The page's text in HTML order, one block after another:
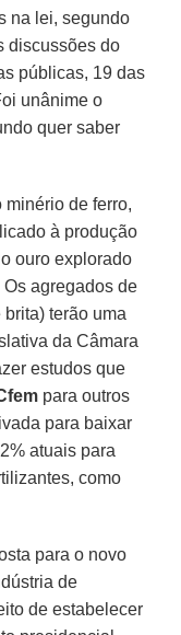
na lei, segundo
discussões do
públicas, 19 das
unânime o
quer saber
minério de ferro,
à produção
ouro explorado
agregados de
terão uma
da Câmara
estudos que
para outros
para baixar
atuais para
como
para o novo
de
de estabelecer